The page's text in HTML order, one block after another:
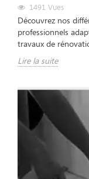
1491 Vues
Découvrez nos
professionnels
travaux de
Lire la suite